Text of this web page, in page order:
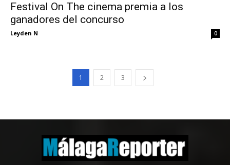
Festival On The cinema premia a los
ganadores del concurso
Leyden N 0
1 2 3